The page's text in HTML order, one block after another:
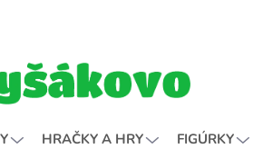
HRAČKY A HRY FIGÚRKY